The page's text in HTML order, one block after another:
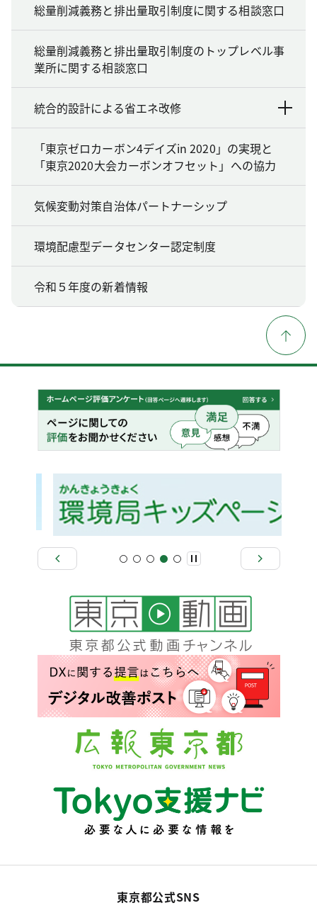
総量削減義務と排出量取引制度に関する相談窓口
総量削減義務と排出量取引制度のトップレベル事
業所に関する相談窓口
統合的設計による省エネ改修
「東京ゼロカーボン4デイズin 2020」の実現と
「東京2020大会カーボンオフセット」への協力
気候変動対策自治体パートナーシップ
環境配慮型データセンター認定制度
令和５年度の新着情報
東京都公式SNS